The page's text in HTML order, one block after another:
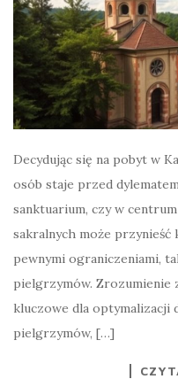
Decydując się na pobyt w
osób staje przed
sanktuarium, czy w
sakralnych może przynieść
pewnymi ograniczeniami,
pielgrzymów. Zrozumienie
kluczowe dla optymalizacji
pielgrzymów, […]